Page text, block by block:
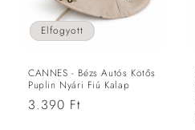
Elfogyott
CANNES - Bézs Autós Kötős
Puplin Nyári Fiú Kalap
Normál
3.390 Ft